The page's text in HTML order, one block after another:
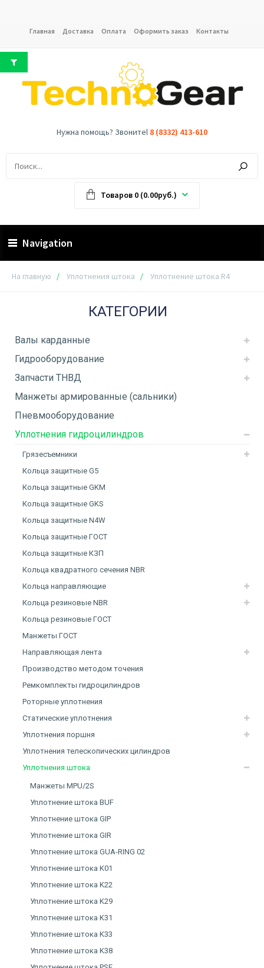
Главная Доставка Оплата Оформить заказ Контакты
Нужна помощь? Звонитеl 8 (8332) 413-610
Товаров 0 (0.00руб.)
Navigation
На главную Уплотнения штока Уплотнение штока R4
КАТЕГОРИИ
Валы карданные
Гидрооборудование
Запчасти ТНВД
Манжеты армированные (сальники)
Пневмооборудование
Уплотнения гидроцилиндров
Грязесъемники
Кольца защитные G5
Кольца защитные GKM
Кольца защитные GKS
Кольца защитные N4W
Кольца защитные ГОСТ
Кольца защитные КЗП
Кольца квадратного сечения NBR
Кольца направляющие
Кольца резиновые NBR
Кольца резиновые ГОСТ
Манжеты ГОСТ
Направляющая лента
Производство методом точения
Ремкомплекты гидроцилиндров
Роторные уплотнения
Статические уплотнения
Уплотнения поршня
Уплотнения телескопических цилиндров
Уплотнения штока
Манжеты MPU/2S
Уплотнение штока BUF
Уплотнение штока GIP
Уплотнение штока GIR
Уплотнение штока GUA-RING 02
Уплотнение штока K01
Уплотнение штока K22
Уплотнение штока K29
Уплотнение штока K31
Уплотнение штока K33
Уплотнение штока K38